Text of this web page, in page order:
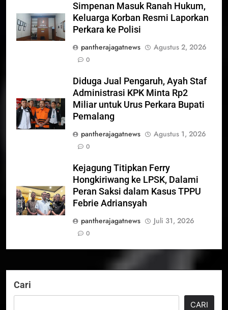
Simpenan Masuk Ranah Hukum,
Keluarga Korban Resmi Laporkan
Perkara ke Polisi
pantherajagatnews
Agustus 2, 2026
0
Diduga Jual Pengaruh, Ayah Staf
Administrasi KPK Minta Rp2
Miliar untuk Urus Perkara Bupati
Pemalang
pantherajagatnews
Agustus 1, 2026
0
Kejagung Titipkan Ferry
Hongkiriwang ke LPSK, Dalami
Peran Saksi dalam Kasus TPPU
Febrie Adriansyah
pantherajagatnews
Juli 31, 2026
0
Cari
CARI